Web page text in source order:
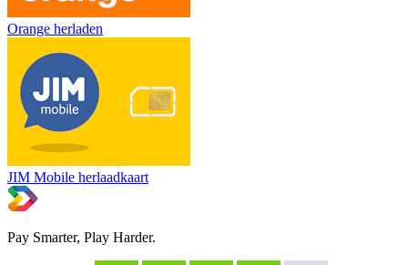
Orange herladen
JIM Mobile herlaadkaart
Pay Smarter, Play Harder.